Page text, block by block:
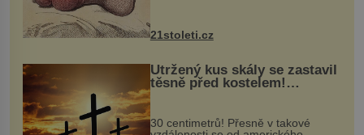
nohou, a způsobuje bole...
21stoleti.cz
Utržený kus skály se zastavil
těsně před kostelem!
Ochránila ho boží síla?
30 centimetrů! Přesně v takové